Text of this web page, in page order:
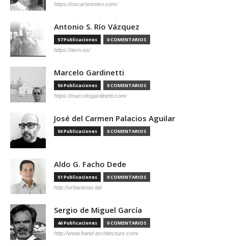
https://oscartenreiro.com/
Antonio S. Río Vázquez
57 Publicaciones 0 COMENTARIOS
https://asrv.es/
Marcelo Gardinetti
56 Publicaciones 0 COMENTARIOS
https://marcelogardinetti.com/
José del Carmen Palacios Aguilar
56 Publicaciones 0 COMENTARIOS
Aldo G. Facho Dede
51 Publicaciones 0 COMENTARIOS
http://urbanistas.lat/
Sergio de Miguel García
46 Publicaciones 0 COMENTARIOS
http://www.hand-architecture.com/